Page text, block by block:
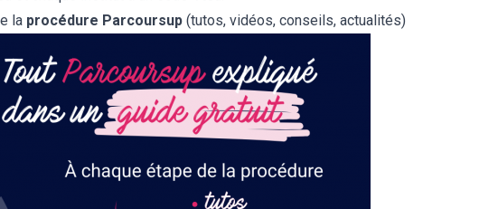
la procédure Parcoursup (tutos, vidéos, conseils, actualités)